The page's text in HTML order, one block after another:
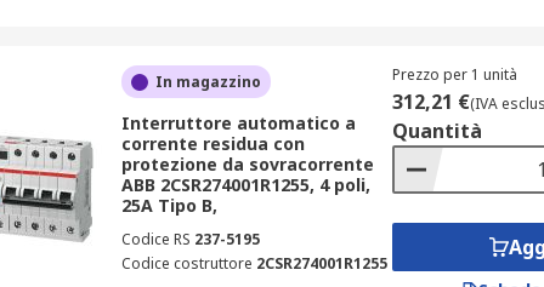
In magazzino
Interruttore automatico a
corrente residua con
protezione da sovracorrente
ABB 2CSR274001R1255, 4 poli,
25A Tipo B,
Codice RS 237-5195
Codice costruttore 2CSR274001R1255
Prezzo per 1 unità
312,21 €(IVA
Quantità